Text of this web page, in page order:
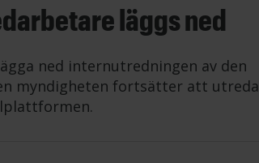
läggs ned
ned internutredningen av den
myndigheten fortsätter att utreda